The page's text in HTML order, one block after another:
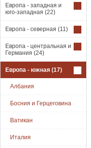
Европа - западная и
юго-западная (22)
Европа - северная (11)
Европа - центральная и
Германия (24)
Европа - южная (17)
Албания
Босния и Герцеговина
Ватикан
Италия